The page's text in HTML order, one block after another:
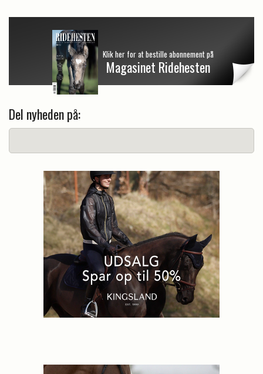
Klik her for at bestille abonnement på
Magasinet Ridehesten
Del nyheden på: